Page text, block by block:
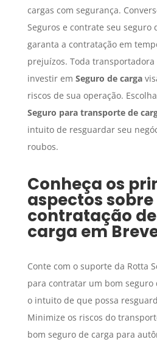
cargas com segurança.
Seguros e contrate seu seguro
garanta a contratação em
prejuízos. Toda transportadora
investir em Seguro de carga
riscos de sua operação.
Seguro para transporte de
intuito de resguardar seu
roubos.
Conheça os
aspectos sobre
contratação de
carga em
Conte com o suporte da Rotta
para contratar um bom seguro
o intuito de que possa
Minimize os riscos do
bom seguro de carga para